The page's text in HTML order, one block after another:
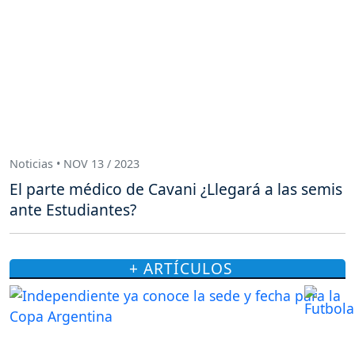
Noticias • NOV 13 / 2023
El parte médico de Cavani ¿Llegará a las semis
ante Estudiantes?
+ ARTÍCULOS